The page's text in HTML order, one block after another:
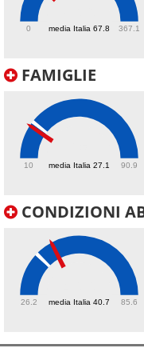
media Italia 67.8
0 367.1
FAMIGLIE
media Italia 27.1
10 90.9
CONDIZIONI
media Italia 40.7
26.2 85.6